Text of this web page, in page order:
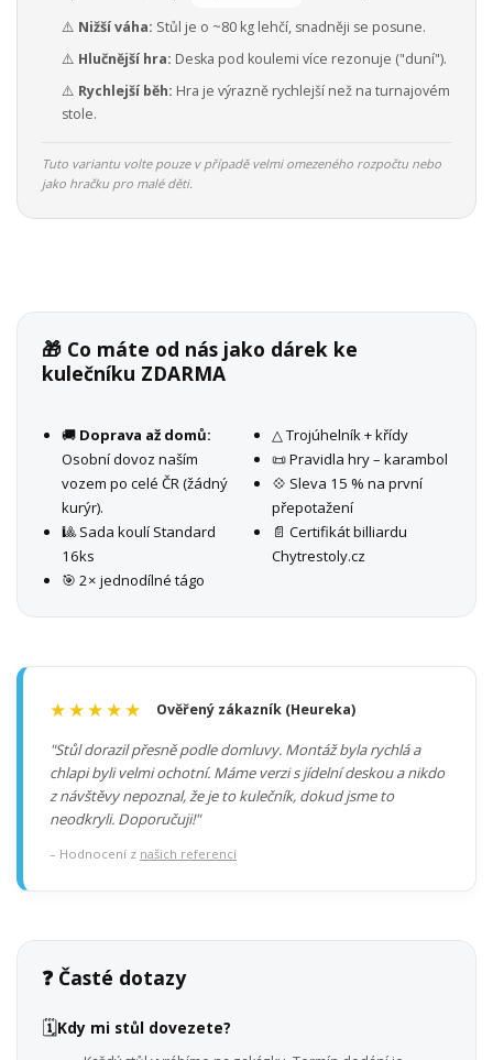
⚠️ Nižší váha: Stůl je o ~80 kg lehčí, snadněji se posune.
⚠️ Hlučnější hra: Deska pod koulemi více rezonuje ("duní").
⚠️ Rychlejší běh: Hra je výrazně rychlejší než na turnajovém
stole.
Tuto variantu volte pouze v případě velmi omezeného rozpočtu nebo
jako hračku pro malé děti.
🎁 Co máte od nás jako dárek ke
kulečníku ZDARMA
🚚 Doprava až domů:
Osobní dovoz naším
vozem po celé ČR (žádný
kurýr).
🎱 Sada koulí Standard
16ks
🎯 2× jednodílné tágo
△ Trojúhelník + křídy
📜 Pravidla hry – karambol
💠 Sleva 15 % na první
přepotažení
📄 Certifikát billiardu
Chytrestoly.cz
★★★★★ Ověřený zákazník (Heureka)
"Stůl dorazil přesně podle domluvy. Montáž byla rychlá a
chlapi byli velmi ochotní. Máme verzi s jídelní deskou a nikdo
z návštěvy nepoznal, že je to kulečník, dokud jsme to
neodkryli. Doporučuji!"
– Hodnocení z našich referencí
❓ Časté dotazy
🗓️Kdy mi stůl dovezete?